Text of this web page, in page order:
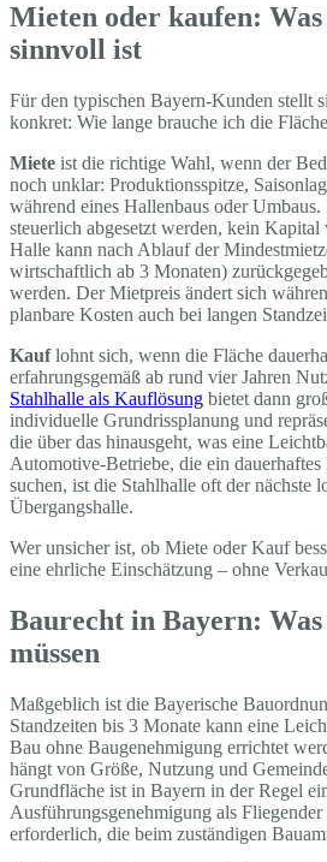
Mieten oder kaufen:
sinnvoll ist
Für den typischen Bayern-Kunden stellt
konkret: Wie lange brauche ich die
Miete ist die richtige Wahl, wenn der
noch unklar: Produktionsspitze,
während eines Hallenbaus oder
steuerlich abgesetzt werden, kein
Halle kann nach Ablauf der
wirtschaftlich ab 3 Monaten)
werden. Der Mietpreis ändert sich
planbare Kosten auch bei langen
Kauflohnt sich, wenn die Fläche
erfahrungsgemäß ab rund vier Jahren
Stahlhalle als Kauflösung bietet dann
individuelle Grundrissplanung und
die über das hinausgeht, was eine
Automotive-Betriebe, die ein dauerhaftes
suchen, ist die Stahlhalle oft der nächste
Übergangshalle.
Wer unsicher ist, ob Miete oder Kauf
eine ehrliche Einschätzung – ohne
Baurecht in Bayern: Was
müssen
Maßgeblich ist die Bayerische
Standzeiten bis 3 Monate kann eine
Bau ohne Baugenehmigung errichtet
hängt von Größe, Nutzung und
Grundfläche ist in Bayern in der Regel
Ausführungsgenehmigung als
erforderlich, die beim zuständigen